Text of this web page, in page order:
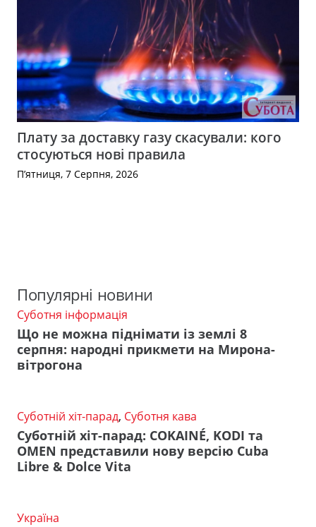
Плату за доставку газу скасували: кого
стосуються нові правила
П’ятниця, 7 Серпня, 2026
Популярні новини
Суботня інформація
Що не можна піднімати із землі 8
серпня: народні прикмети на Мирона-
вітрогона
Суботній хіт-парад, Суботня кава
Суботній хіт-парад: COKAINÉ, KODI та
OMEN представили нову версію Cuba
Libre & Dolce Vita
Україна